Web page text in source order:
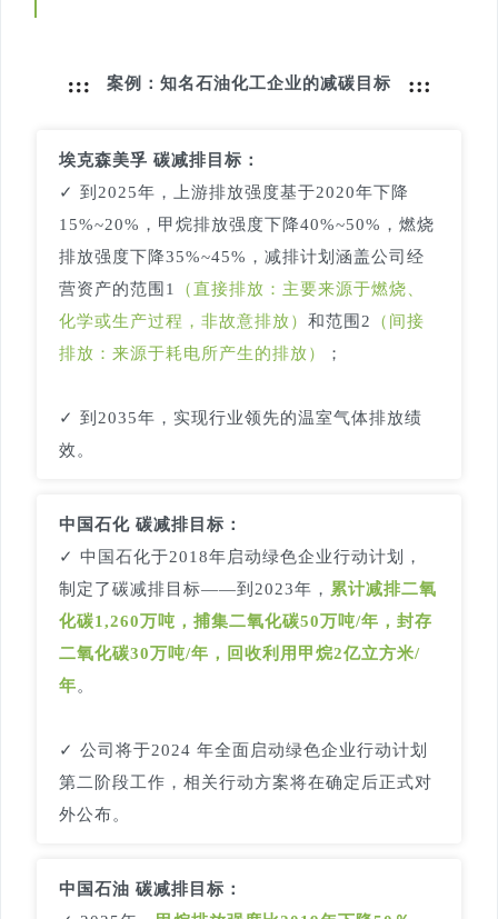
案例：知名石油化工企业的减碳目标
埃克森美孚 碳减排目标：
✓ 到2025年，上游排放强度基于2020年下降
15%~20%，甲烷排放强度下降40%~50%，燃烧
排放强度下降35%~45%，减排计划涵盖公司经
营资产的范围1
（直接排放：主要来源于燃烧、
化学或生产过程，非故意排放） 和范围2
（间接
排放：来源于耗电所产生的排放）
；
✓ 到2035年，实现行业领先的温室气体排放绩
效。
中国石化 碳减排目标：
✓ 中国石化于2018年启动绿色企业行动计划，
制定了碳减排目标——到2023年， 累计减排二氧
化碳1,260万吨，捕集二氧化碳50万吨/年，封存
二氧化碳30万吨/年，回收利用甲烷2亿立方米/
年。
✓ 公司将于2024 年全面启动绿色企业行动计划
第二阶段工作，相关行动方案将在确定后正式对
外公布。
中国石油 碳减排目标：